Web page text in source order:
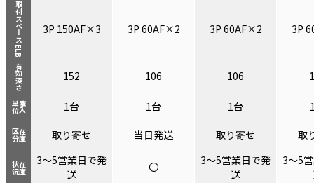
取付スペース ELB
有効深さ
購入
単位
在庫
区分
在庫
状況
3P 150AF×3 3P 60AF×2 3P 60AF×2 3P
152 106 106
1台 1台 1台
取り寄せ
当日発送 取り寄せ
取
3～5営業日で発
送
〇
3～5営業日で発
送
3～5